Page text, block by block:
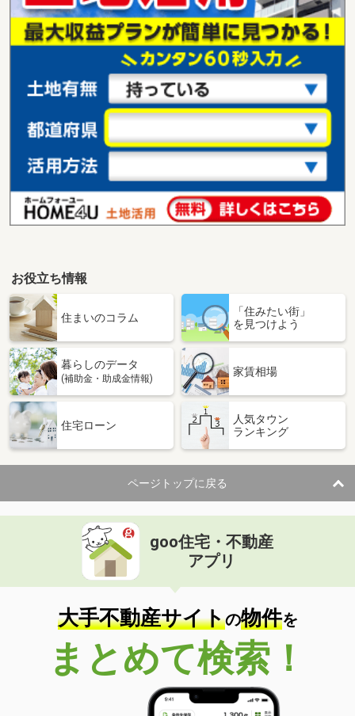
お役立ち情報
住まいのコラム
「住みたい街」
を見つけよう
暮らしのデータ
(補助金・助成金情報)
家賃相場
住宅ローン
人気タウン
ランキング
ページトップに戻る
goo住宅・不動産
アプリ
大手不動産サイトの物件を
まとめて検索！